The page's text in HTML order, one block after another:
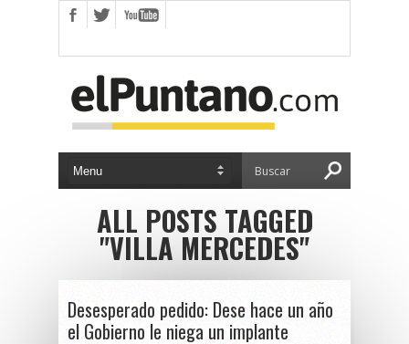
ALL POSTS TAGGED
"VILLA MERCEDES"
Desesperado pedido: Dese hace un año
el Gobierno le niega un implante